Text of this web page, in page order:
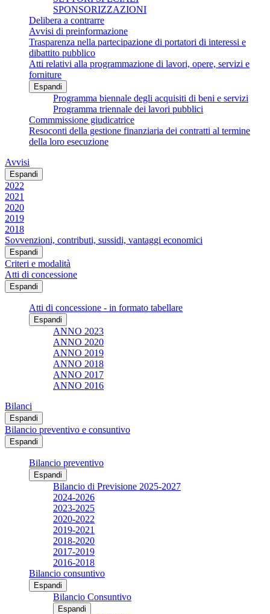
SPONSORIZZAZIONI
Delibera a contrarre
Avvisi di preinformazione
Trasparenza nella partecipazione di portatori di interessi e
dibattito pubblico
Atti relativi alla programmazione di lavori, opere, servizi e
forniture
Espandi
Programma biennale degli acquisiti di beni e servizi
Programma triennale dei lavori pubblici
Commmissione giudicatrice
Resoconti della gestione finanziaria dei contratti al termine
della loro esecuzione
Avvisi
Espandi
2022
2021
2020
2019
2018
Sovvenzioni, contributi, sussidi, vantaggi economici
Espandi
Criteri e modalità
Atti di concessione
Espandi
Atti di concessione - in formato tabellare
Espandi
ANNO 2023
ANNO 2020
ANNO 2019
ANNO 2018
ANNO 2017
ANNO 2016
Bilanci
Espandi
Bilancio preventivo e consuntivo
Espandi
Bilancio preventivo
Espandi
Bilancio di Previsione 2025-2027
2024-2026
2023-2025
2020-2022
2019-2021
2018-2020
2017-2019
2016-2018
Bilancio consuntivo
Espandi
Bilancio Consuntivo
Espandi